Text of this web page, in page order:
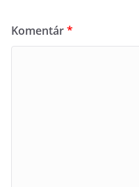
Komentár*